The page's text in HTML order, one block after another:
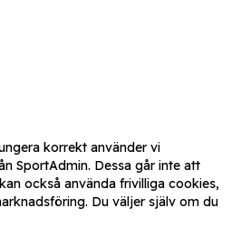
korrekt använder vi
SportAdmin. Dessa går inte att
också använda frivilliga cookies,
Du väljer själv om du